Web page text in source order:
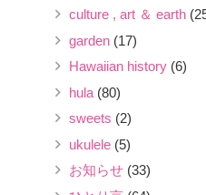
culture , art ＆ earth
garden (17)
Hawaiian history (6)
hula (80)
sweets (2)
ukulele (5)
お知らせ (33)